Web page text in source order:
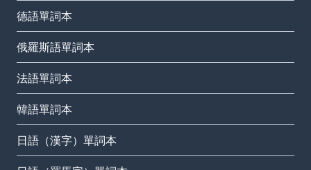
德語單詞本
俄羅斯語單詞本
法語單詞本
韓語單詞本
日語（漢字）單詞本